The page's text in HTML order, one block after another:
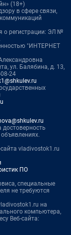
(18+)
в сфере связи,
о регистрации: ЭЛ №
"ИНТЕРНЕТ
ул. Балябина, д. 13,
24
достоверность
vladivostok1.ru
ПО
специальные
не требуются
на
компьютера,
Веб-сайта: